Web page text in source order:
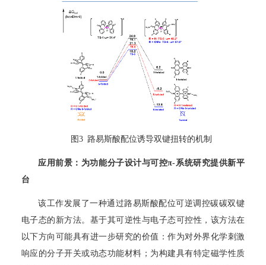
图3 路易斯酸配位诱导双键扭转的机制
应用前景：为功能分子设计与可控π-系统研究提供新平
台
该工作发展了一种通过路易斯酸配位可逆调控碳碳双键
电子态的新方法。基于其可逆性与电子态可控性，该方法在
以下方向可能具有进一步研究的价值：作为对外界化学刺激
响应的分子开关或动态功能材料；为构建具有特定磁学性质